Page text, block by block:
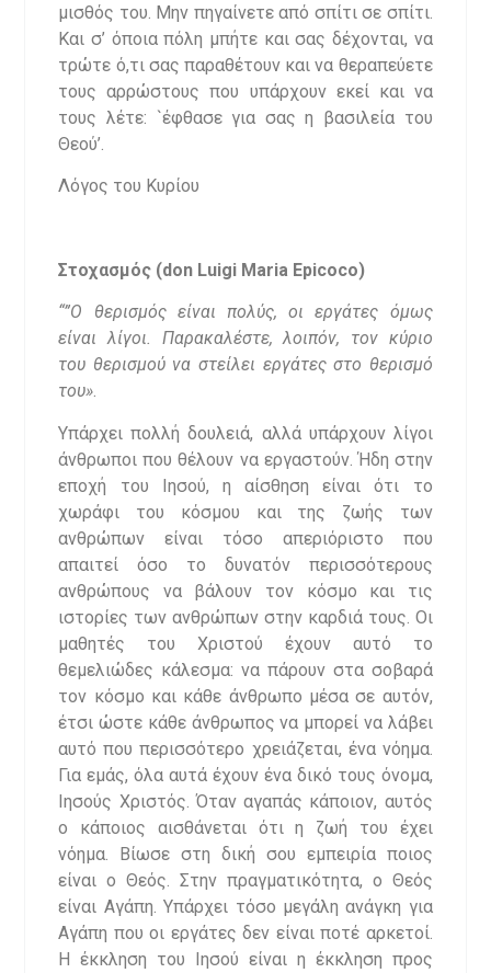
μισθός του. Μην πηγαίνετε από σπίτι σε σπίτι.
Και σ’ όποια πόλη μπήτε και σας δέχονται, να
τρώτε ό,τι σας παραθέτουν και να θεραπεύετε
τους αρρώστους που υπάρχουν εκεί και να
τους λέτε: `έφθασε για σας η βασιλεία του
Θεού’.
Λόγος του Κυρίου
Στοχασμός (don Luigi Maria Epicoco)
“”Ο θερισμός είναι πολύς, οι εργάτες όμως
είναι λίγοι. Παρακαλέστε, λοιπόν, τον κύριο
του θερισμού να στείλει εργάτες στο θερισμό
του».
Υπάρχει πολλή δουλειά, αλλά υπάρχουν λίγοι
άνθρωποι που θέλουν να εργαστούν. Ήδη στην
εποχή του Ιησού, η αίσθηση είναι ότι το
χωράφι του κόσμου και της ζωής των
ανθρώπων είναι τόσο απεριόριστο που
απαιτεί όσο το δυνατόν περισσότερους
ανθρώπους να βάλουν τον κόσμο και τις
ιστορίες των ανθρώπων στην καρδιά τους. Οι
μαθητές του Χριστού έχουν αυτό το
θεμελιώδες κάλεσμα: να πάρουν στα σοβαρά
τον κόσμο και κάθε άνθρωπο μέσα σε αυτόν,
έτσι ώστε κάθε άνθρωπος να μπορεί να λάβει
αυτό που περισσότερο χρειάζεται, ένα νόημα.
Για εμάς, όλα αυτά έχουν ένα δικό τους όνομα,
Ιησούς Χριστός. Όταν αγαπάς κάποιον, αυτός
ο κάποιος αισθάνεται ότι η ζωή του έχει
νόημα. Βίωσε στη δική σου εμπειρία ποιος
είναι ο Θεός. Στην πραγματικότητα, ο Θεός
είναι Αγάπη. Υπάρχει τόσο μεγάλη ανάγκη για
Αγάπη που οι εργάτες δεν είναι ποτέ αρκετοί.
Η έκκληση του Ιησού είναι η έκκληση προς